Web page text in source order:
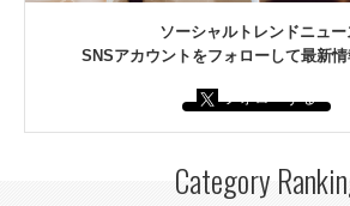
ソーシャルトレンドニュー
SNSアカウントをフォローして最新情
フォローする
Category